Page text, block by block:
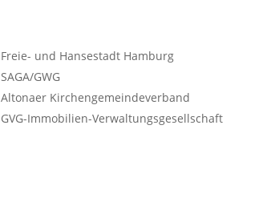
Freie- und Hansestadt Hamburg
SAGA/GWG
Altonaer Kirchengemeindeverband
GVG-Immobilien-Verwaltungsgesellschaft